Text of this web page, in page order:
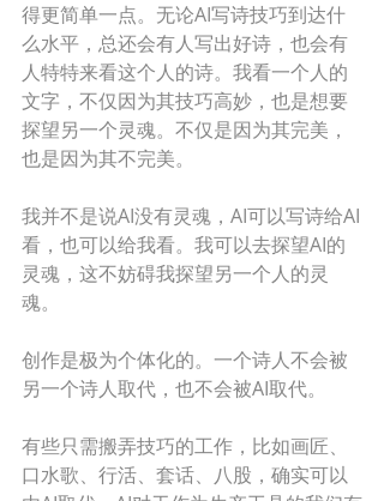
得更简单一点。无论AI写诗技巧到达什
么水平，总还会有人写出好诗，也会有
人特特来看这个人的诗。我看一个人的
文字，不仅因为其技巧高妙，也是想要
探望另一个灵魂。不仅是因为其完美，
也是因为其不完美。
我并不是说AI没有灵魂，AI可以写诗给AI
看，也可以给我看。我可以去探望AI的
灵魂，这不妨碍我探望另一个人的灵
魂。
创作是极为个体化的。一个诗人不会被
另一个诗人取代，也不会被AI取代。
有些只需搬弄技巧的工作，比如画匠、
口水歌、行活、套话、八股，确实可以